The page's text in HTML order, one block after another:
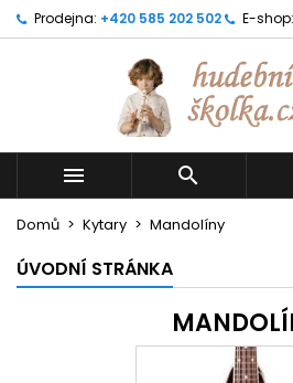
Prodejna: +420 585 202 502 E-shop:
 
Domů Kytary Mandolíny
ÚVODNÍ STRÁNKA